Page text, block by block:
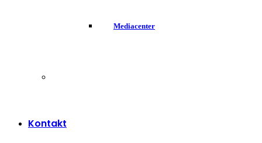
Mediacenter
Kontakt